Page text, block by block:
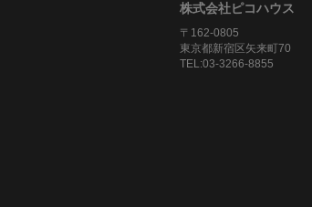
株式会社ピコハウス
〒162-0805
東京都新宿区矢来町70
TEL:03-3266-8855